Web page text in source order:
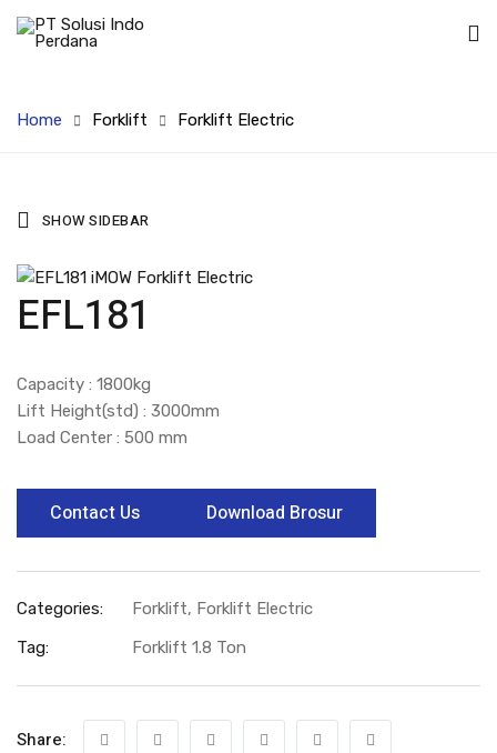
Home Forklift Forklift Electric
SHOW SIDEBAR
EFL181
Capacity : 1800kg
Lift Height(std) : 3000mm
Load Center : 500 mm
Contact Us Download Brosur
Categories: Forklift, Forklift Electric
Tag:
Forklift 1.8 Ton
Share: